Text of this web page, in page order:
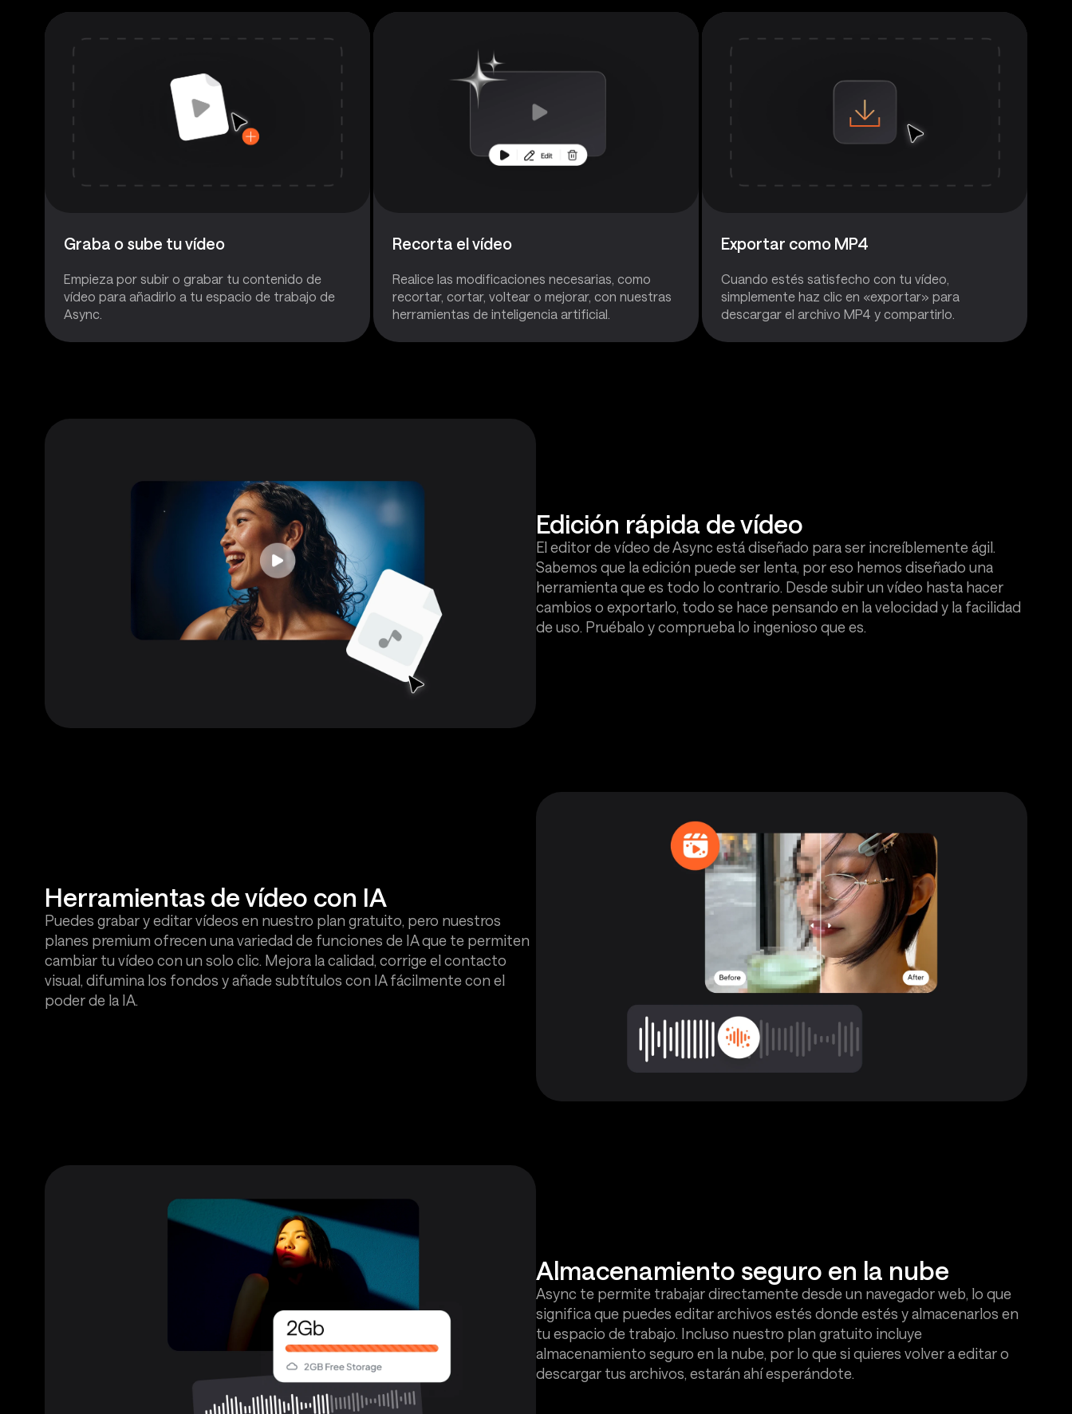
Graba o sube tu vídeo
Empieza por subir o grabar tu contenido de
vídeo para añadirlo a tu espacio de trabajo de
Async.
Recorta el vídeo
Realice las modificaciones necesarias, como
recortar, cortar, voltear o mejorar, con nuestras
herramientas de inteligencia artificial.
Exportar como MP4
Cuando estés satisfecho con tu vídeo,
simplemente haz clic en «exportar» para
descargar el archivo MP4 y compartirlo.
Edición rápida de vídeo
El editor de vídeo de Async está diseñado para ser increíblemente ágil.
Sabemos que la edición puede ser lenta, por eso hemos diseñado una
herramienta que es todo lo contrario. Desde subir un vídeo hasta hacer
cambios o exportarlo, todo se hace pensando en la velocidad y la facilidad
de uso. Pruébalo y comprueba lo ingenioso que es.
Herramientas de vídeo con IA
Puedes grabar y editar vídeos en nuestro plan gratuito, pero nuestros
planes premium ofrecen una variedad de funciones de IA que te permiten
cambiar tu vídeo con un solo clic. Mejora la calidad, corrige el contacto
visual, difumina los fondos y añade subtítulos con IA fácilmente con el
poder de la IA.
Almacenamiento seguro en la nube
Async te permite trabajar directamente desde un navegador web, lo que
significa que puedes editar archivos estés donde estés y almacenarlos en
tu espacio de trabajo. Incluso nuestro plan gratuito incluye
almacenamiento seguro en la nube, por lo que si quieres volver a editar o
descargar tus archivos, estarán ahí esperándote.